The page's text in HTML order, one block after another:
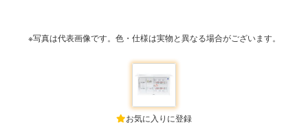
※写真は代表画像です。色・仕様は実物と異なる場合がございます。
お気に入りに登録